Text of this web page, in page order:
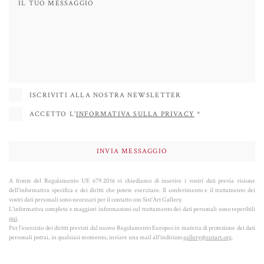
scultura contemporanea.
ISCRIVITI ALLA NOSTRA NEWSLETTER
ACCETTO L'INFORMATIVA SULLA PRIVACY *
A fronte del Regolamento UE 679.2016 vi chiediamo di inserire i vostri dati previa visione
dell'informativa specifica e dei diritti che potete esercitare. Il conferimento e il trattamento dei
vostri dati personali sono necessari per il contatto con Sist’Art Gallery.
L'informativa completa e maggiori informazioni sul trattamento dei dati personali sono reperibili
qui.
Per l'esercizio dei diritti previsti dal nuovo Regolamento Europeo in materia di protezione dei dati
personali potrai, in qualsiasi momento, inviare una mail all'indirizzogallery@sistart.org.